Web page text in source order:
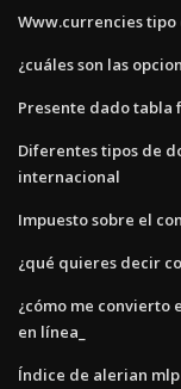
Www.currencies
¿cuáles son las
Presente dado tabla
Diferentes tipos de
internacional
Impuesto sobre el
¿qué quieres decir
¿cómo me convierto
en línea_
Índice de alerian